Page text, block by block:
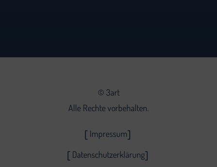
© 3art
Alle Rechte vorbehalten.
Impressum
Datenschutzerklärung